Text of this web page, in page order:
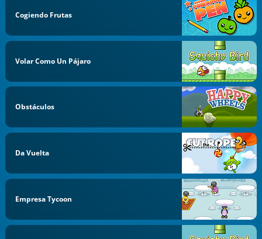
Cogiendo Frutas
Volar Como Un Pájaro
Obstáculos
Da Vuelta
Empresa Tycoon